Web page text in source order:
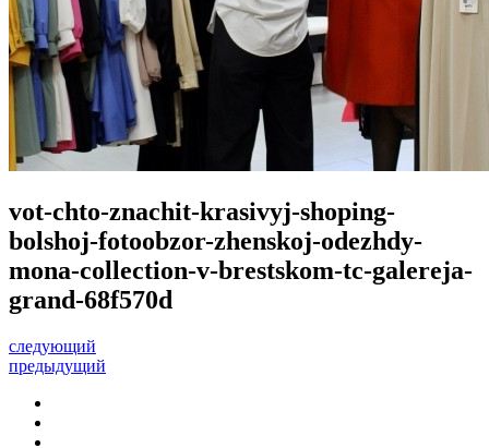
vot-chto-znachit-krasivyj-shoping-
bolshoj-fotoobzor-zhenskoj-odezhdy-
mona-collection-v-brestskom-tc-galereja-
grand-68f570d
следующий
предыдущий